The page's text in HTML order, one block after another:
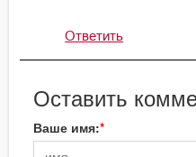
Ответить
Оставить
Ваше имя: